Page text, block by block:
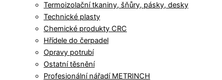
Termoizolační tkaniny, šňůry, pásky, desky
Technické plasty
Chemické produkty CRC
Hřídele do čerpadel
Opravy potrubí
Ostatní těsnění
Profesionální nářadí METRINCH